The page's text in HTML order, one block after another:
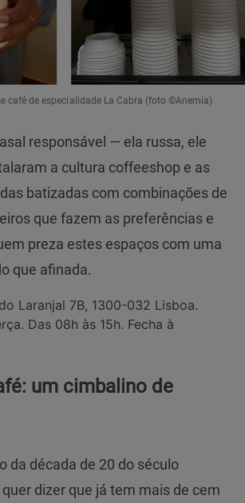
café de especialidade La Cabra (foto ©Anemia)
responsável — ela russa, ele
a cultura coffeeshop e as
batizadas com combinações de
que fazem as preferências e
preza estes espaços com uma
que afinada.
Laranjal 7B, 1300-032 Lisboa.
Das 08h às 15h. Fecha à
um cimbalino de
da década de 20 do século
dizer que já tem mais de cem